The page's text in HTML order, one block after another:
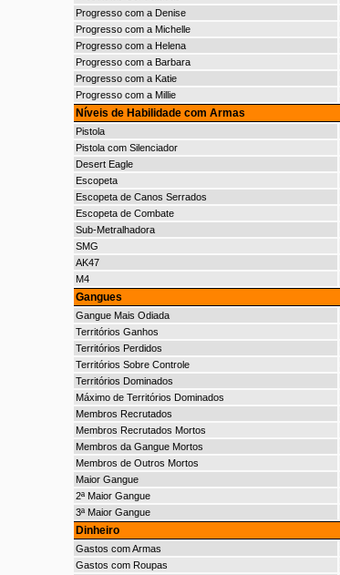
Progresso com a Denise
Progresso com a Michelle
Progresso com a Helena
Progresso com a Barbara
Progresso com a Katie
Progresso com a Millie
Níveis de Habilidade com Armas
Pistola
Pistola com Silenciador
Desert Eagle
Escopeta
Escopeta de Canos Serrados
Escopeta de Combate
Sub-Metralhadora
SMG
AK47
M4
Gangues
Gangue Mais Odiada
Territórios Ganhos
Territórios Perdidos
Territórios Sobre Controle
Territórios Dominados
Máximo de Territórios Dominados
Membros Recrutados
Membros Recrutados Mortos
Membros da Gangue Mortos
Membros de Outros Mortos
Maior Gangue
2ª Maior Gangue
3ª Maior Gangue
Dinheiro
Gastos com Armas
Gastos com Roupas